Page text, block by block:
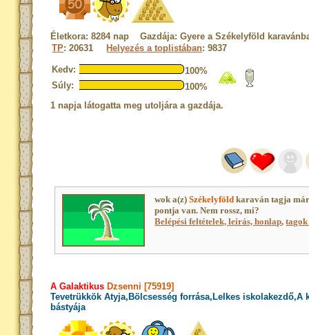
Életkora: 8284 nap Gazdája: Gyere a Székelyföld
TP: 20631 Helyezés a toplistában: 9837
Kedv:
100%
Súly:
100%
1 napja látogatta meg utoljára a gazdája.
wok a(z)Székelyföld karaván tagja
pontja van. Nem rossz, mi?
Belépési feltételek, leírás, honlap,
A Galaktikus Dzsenni [75919]
Tevetrükkök Atyja,Bölcsesség forrása,Lelkes iskolakezdő,A
bástyája